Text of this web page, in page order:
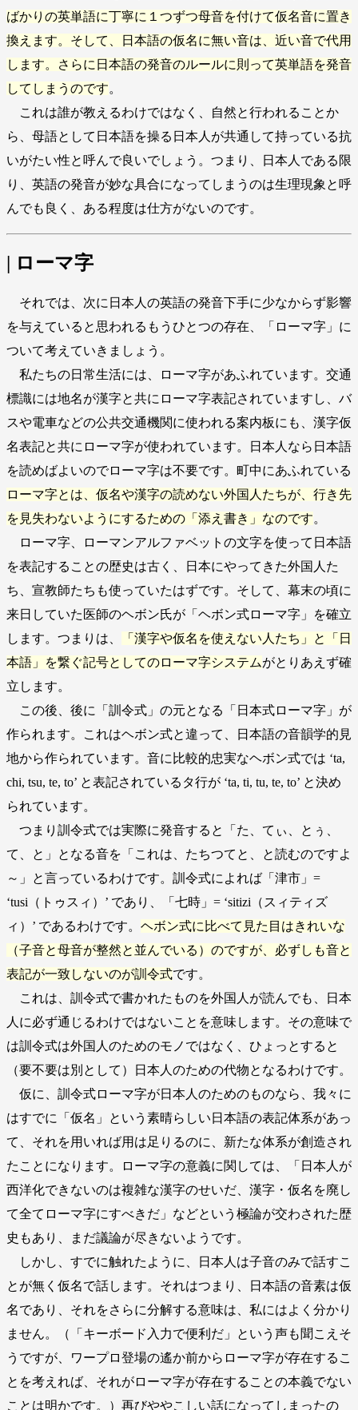
ばかりの英単語に丁寧に１つずつ母音を付けて仮名音に置き
換えます。そして、日本語の仮名に無い音は、近い音で代用
します。さらに日本語の発音のルールに則って英単語を発音
してしまうのです。
これは誰が教えるわけではなく、自然と行われることか
ら、母語として日本語を操る日本人が共通して持っている抗
いがたい性と呼んで良いでしょう。つまり、日本人である限
り、英語の発音が妙な具合になってしまうのは生理現象と呼
んでも良く、ある程度は仕方がないのです。
| ローマ字
それでは、次に日本人の英語の発音下手に少なからず影響
を与えていると思われるもうひとつの存在、「ローマ字」に
ついて考えていきましょう。
私たちの日常生活には、ローマ字があふれています。交通
標識には地名が漢字と共にローマ字表記されていますし、バ
スや電車などの公共交通機関に使われる案内板にも、漢字仮
名表記と共にローマ字が使われています。日本人なら日本語
を読めばよいのでローマ字は不要です。町中にあふれている
ローマ字とは、仮名や漢字の読めない外国人たちが、行き先
を見失わないようにするための「添え書き」なのです。
ローマ字、ローマンアルファベットの文字を使って日本語
を表記することの歴史は古く、日本にやってきた外国人た
ち、宣教師たちも使っていたはずです。そして、幕末の頃に
来日していた医師のヘボン氏が「ヘボン式ローマ字」を確立
します。つまりは、
「漢字や仮名を使えない人たち」と「日
本語」を繋ぐ記号としてのローマ字システムがとりあえず確
立します。
この後、後に「訓令式」の元となる「日本式ローマ字」が
作られます。これはヘボン式と違って、日本語の音韻学的見
地から作られています。音に比較的忠実なヘボン式では ‘ta,
chi, tsu, te, to’ と表記されているタ行が ‘ta, ti, tu, te, to’ と決め
られています。
つまり訓令式では実際に発音すると「た、てぃ、とぅ、
て、と」となる音を「これは、たちつてと、と読むのですよ
～」と言っているわけです。訓令式によれば「津市」=
‘tusi（トゥスィ）’ であり、「七時」= ‘sitizi（スィティズ
ィ）’ であるわけです。 ヘボン式に比べて見た目はきれいな
（子音と母音が整然と並んでいる）のですが、必ずしも音と
表記が一致しないのが訓令式です。
これは、訓令式で書かれたものを外国人が読んでも、日本
人に必ず通じるわけではないことを意味します。その意味で
は訓令式は外国人のためのモノではなく、ひょっとすると
（要不要は別として）日本人のための代物となるわけです。
仮に、訓令式ローマ字が日本人のためのものなら、我々に
はすでに「仮名」という素晴らしい日本語の表記体系があっ
て、それを用いれば用は足りるのに、新たな体系が創造され
たことになります。ローマ字の意義に関しては、「日本人が
西洋化できないのは複雑な漢字のせいだ、漢字・仮名を廃し
て全てローマ字にすべきだ」などという極論が交わされた歴
史もあり、まだ議論が尽きないようです。
しかし、すでに触れたように、日本人は子音のみで話すこ
とが無く仮名で話します。それはつまり、日本語の音素は仮
名であり、それをさらに分解する意味は、私にはよく分かり
ません。（「キーボード入力で便利だ」という声も聞こえそ
うですが、ワープロ登場の遙か前からローマ字が存在するこ
とを考えれば、それがローマ字が存在することの本義でない
ことは明かです。）再びややこしい話になってしまったの